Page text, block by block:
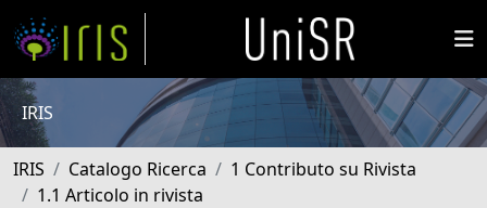
IRIS
IRIS Catalogo Ricerca
1 Contributo su Rivista
1.1 Articolo in rivista